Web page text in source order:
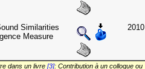
Similarities
Measure
2010
dans un livre [3]: Contribution à un colloque ou